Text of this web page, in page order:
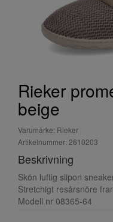
Rieker
beige
Varumärke: Rieker
Artikelnummer: 2610203
Beskrivning
Skön luftig slipon
Stretchigt resårsnöre
Modell nr 08365-64